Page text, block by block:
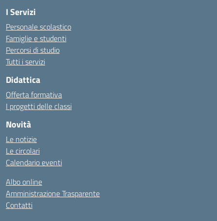
I Servizi
Personale scolastico
Famiglie e studenti
Percorsi di studio
Tutti i servizi
Didattica
Offerta formativa
I progetti delle classi
Novità
Le notizie
Le circolari
Calendario eventi
Albo online
Amministrazione Trasparente
Contatti